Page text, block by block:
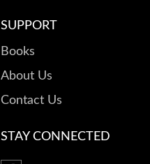
SUPPORT
Books
About Us
Contact Us
STAY CONNECTED